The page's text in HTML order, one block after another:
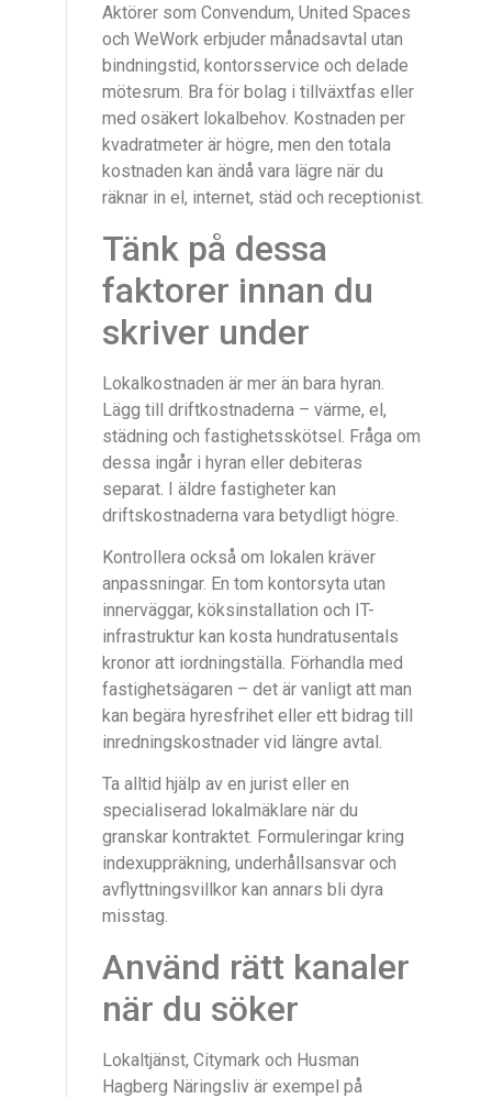
Aktörer som Convendum, United Spaces
och WeWork erbjuder månadsavtal utan
bindningstid, kontorsservice och delade
mötesrum. Bra för bolag i tillväxtfas eller
med osäkert lokalbehov. Kostnaden per
kvadratmeter är högre, men den totala
kostnaden kan ändå vara lägre när du
räknar in el, internet, städ och receptionist.
Tänk på dessa
faktorer innan du
skriver under
Lokalkostnaden är mer än bara hyran.
Lägg till driftkostnaderna – värme, el,
städning och fastighetsskötsel. Fråga om
dessa ingår i hyran eller debiteras
separat. I äldre fastigheter kan
driftskostnaderna vara betydligt högre.
Kontrollera också om lokalen kräver
anpassningar. En tom kontorsyta utan
innerväggar, köksinstallation och IT-
infrastruktur kan kosta hundratusentals
kronor att iordningställa. Förhandla med
fastighetsägaren – det är vanligt att man
kan begära hyresfrihet eller ett bidrag till
inredningskostnader vid längre avtal.
Ta alltid hjälp av en jurist eller en
specialiserad lokalmäklare när du
granskar kontraktet. Formuleringar kring
indexuppräkning, underhållsansvar och
avflyttningsvillkor kan annars bli dyra
misstag.
Använd rätt kanaler
när du söker
Lokaltjänst, Citymark och Husman
Hagberg Näringsliv är exempel på